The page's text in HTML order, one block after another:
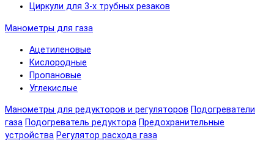
Циркули для 3-х трубных резаков
Манометры для газа
Ацетиленовые
Кислородные
Пропановые
Углекислые
Манометры для редукторов и регуляторов Подогреватели
газа Подогреватель редуктора Предохранительные
устройства Регулятор расхода газа